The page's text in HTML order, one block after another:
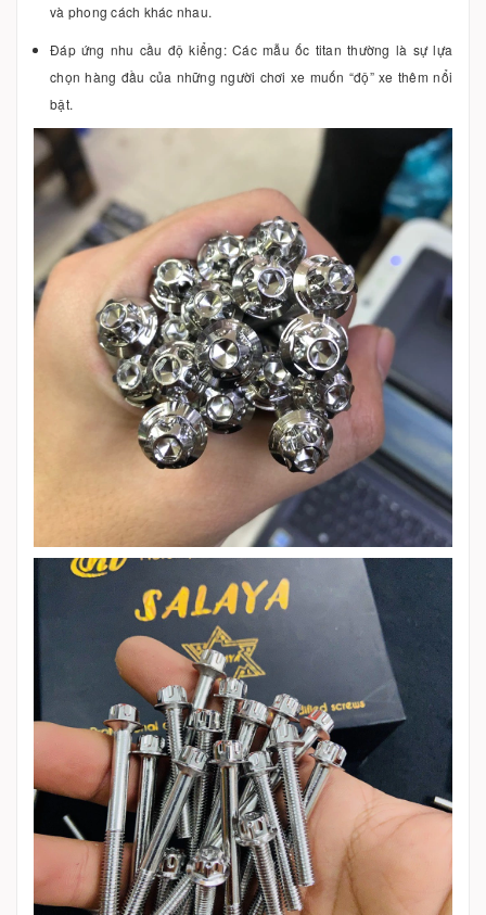
và phong cách khác nhau.
Đáp ứng nhu cầu độ kiểng: Các mẫu ốc titan thường là sự lựa
chọn hàng đầu của những người chơi xe muốn “độ” xe thêm nổi
bật.